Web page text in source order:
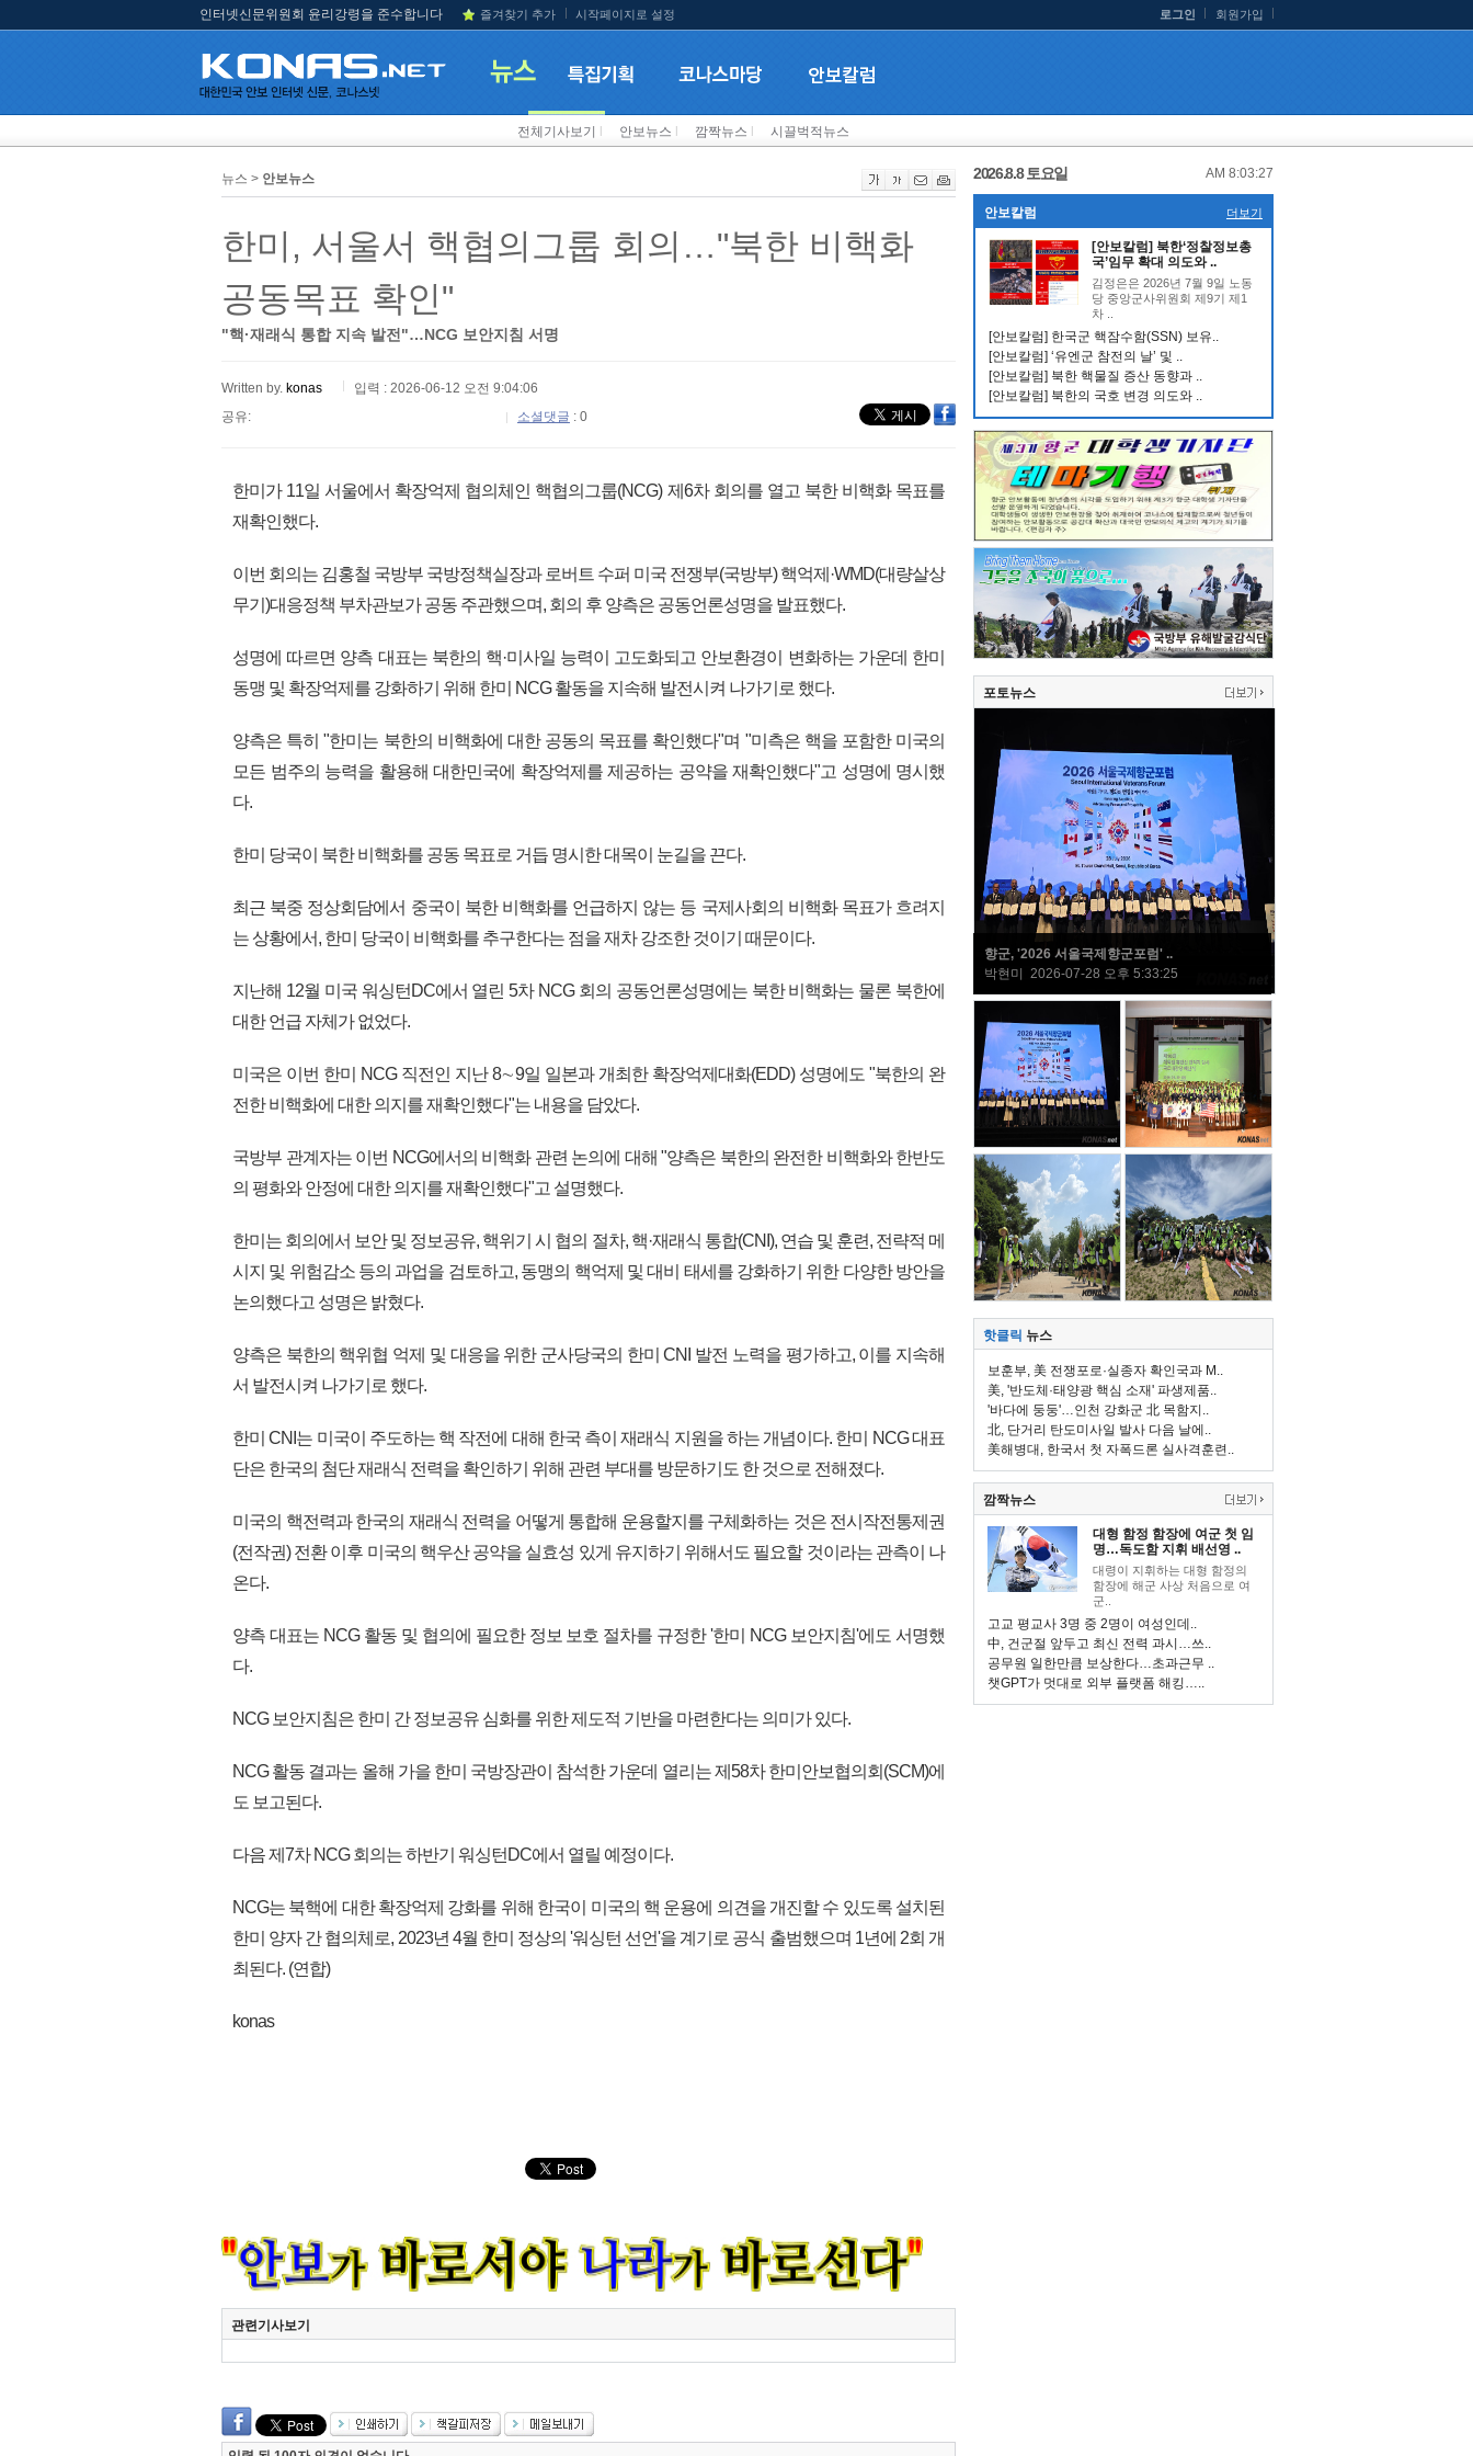
인터넷신문위원회 윤리강령을 준수합니다 즐겨찾기 추가 시작페이지로 설정 로그인 회원가입
전체기사보기 안보뉴스 깜짝뉴스 시끌벅적뉴스
뉴스 > 안보뉴스
한미, 서울서 핵협의그룹 회의…"북한 비핵화
공동목표 확인"
"핵·재래식 통합 지속 발전"…NCG 보안지침 서명
Written by. konas
입력 : 2026-06-12 오전 9:04:06
공유:
소셜댓글 : 0
한미가 11일 서울에서 확장억제 협의체인 핵협의그룹(NCG) 제6차 회의를 열고 북한 비핵화 목표를
재확인했다.
이번 회의는 김홍철 국방부 국방정책실장과 로버트 수퍼 미국 전쟁부(국방부) 핵억제·WMD(대량살상
무기)대응정책 부차관보가 공동 주관했으며, 회의 후 양측은 공동언론성명을 발표했다.
성명에 따르면 양측 대표는 북한의 핵·미사일 능력이 고도화되고 안보환경이 변화하는 가운데 한미
동맹 및 확장억제를 강화하기 위해 한미 NCG 활동을 지속해 발전시켜 나가기로 했다.
양측은 특히 "한미는 북한의 비핵화에 대한 공동의 목표를 확인했다"며 "미측은 핵을 포함한 미국의
모든 범주의 능력을 활용해 대한민국에 확장억제를 제공하는 공약을 재확인했다"고 성명에 명시했
다.
한미 당국이 북한 비핵화를 공동 목표로 거듭 명시한 대목이 눈길을 끈다.
최근 북중 정상회담에서 중국이 북한 비핵화를 언급하지 않는 등 국제사회의 비핵화 목표가 흐려지
는 상황에서, 한미 당국이 비핵화를 추구한다는 점을 재차 강조한 것이기 때문이다.
지난해 12월 미국 워싱턴DC에서 열린 5차 NCG 회의 공동언론성명에는 북한 비핵화는 물론 북한에
대한 언급 자체가 없었다.
미국은 이번 한미 NCG 직전인 지난 8∼9일 일본과 개최한 확장억제대화(EDD) 성명에도 "북한의 완
전한 비핵화에 대한 의지를 재확인했다"는 내용을 담았다.
국방부 관계자는 이번 NCG에서의 비핵화 관련 논의에 대해 "양측은 북한의 완전한 비핵화와 한반도
의 평화와 안정에 대한 의지를 재확인했다"고 설명했다.
한미는 회의에서 보안 및 정보공유, 핵위기 시 협의 절차, 핵·재래식 통합(CNI), 연습 및 훈련, 전략적 메
시지 및 위험감소 등의 과업을 검토하고, 동맹의 핵억제 및 대비 태세를 강화하기 위한 다양한 방안을
논의했다고 성명은 밝혔다.
양측은 북한의 핵위협 억제 및 대응을 위한 군사당국의 한미 CNI 발전 노력을 평가하고, 이를 지속해
서 발전시켜 나가기로 했다.
한미 CNI는 미국이 주도하는 핵 작전에 대해 한국 측이 재래식 지원을 하는 개념이다. 한미 NCG 대표
단은 한국의 첨단 재래식 전력을 확인하기 위해 관련 부대를 방문하기도 한 것으로 전해졌다.
미국의 핵전력과 한국의 재래식 전력을 어떻게 통합해 운용할지를 구체화하는 것은 전시작전통제권
(전작권) 전환 이후 미국의 핵우산 공약을 실효성 있게 유지하기 위해서도 필요할 것이라는 관측이 나
온다.
양측 대표는 NCG 활동 및 협의에 필요한 정보 보호 절차를 규정한 '한미 NCG 보안지침'에도 서명했
다.
NCG 보안지침은 한미 간 정보공유 심화를 위한 제도적 기반을 마련한다는 의미가 있다.
NCG 활동 결과는 올해 가을 한미 국방장관이 참석한 가운데 열리는 제58차 한미안보협의회(SCM)에
도 보고된다.
다음 제7차 NCG 회의는 하반기 워싱턴DC에서 열릴 예정이다.
NCG는 북핵에 대한 확장억제 강화를 위해 한국이 미국의 핵 운용에 의견을 개진할 수 있도록 설치된
한미 양자 간 협의체로, 2023년 4월 한미 정상의 '워싱턴 선언'을 계기로 공식 출범했으며 1년에 2회 개
최된다. (연합)
konas
관련기사보기
2026.8.8 토요일 AM 8:03:28
안보칼럼 더보기
[안보칼럼] 북한‘정찰정보총
국’임무 확대 의도와 ..
김정은은 2026년 7월 9일 노동
당 중앙군사위원회 제9기 제1
차 ..
[안보칼럼] 한국군 핵잠수함(SSN) 보유..
[안보칼럼] ‘유엔군 참전의 날’ 및 ..
[안보칼럼] 북한 핵물질 증산 동향과 ..
[안보칼럼] 북한의 국호 변경 의도와 ..
포토뉴스
향군, '2026 서울국제향군포럼' ..
박현미 2026-07-28 오후 5:33:25
핫클릭 뉴스
보훈부, 美 전쟁포로·실종자 확인국과 M..
美, '반도체·태양광 핵심 소재' 파생제품..
'바다에 둥둥'…인천 강화군 北 목함지..
北, 단거리 탄도미사일 발사 다음 날에..
美해병대, 한국서 첫 자폭드론 실사격훈련..
깜짝뉴스
대형 함정 함장에 여군 첫 임
명…독도함 지휘 배선영 ..
대령이 지휘하는 대형 함정의
함장에 해군 사상 처음으로 여
군..
고교 평교사 3명 중 2명이 여성인데..
中, 건군절 앞두고 최신 전력 과시…쓰..
공무원 일한만큼 보상한다…초과근무 ..
챗GPT가 멋대로 외부 플랫폼 해킹…..